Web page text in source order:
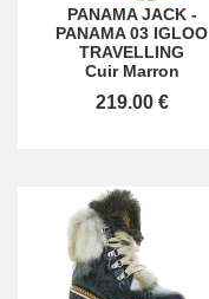
PANAMA JACK-
PANAMA 03 IGLOO
TRAVELLING
Cuir Marron
219.00 €